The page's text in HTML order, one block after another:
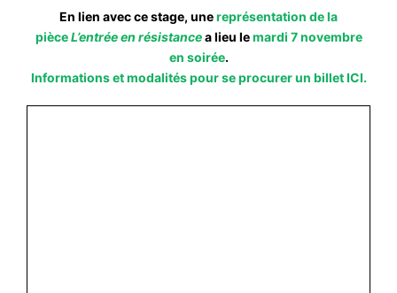
#DÉBATS
#ARCHIVES
En lien avec ce stage, unereprésentation de la
pièceL’entrée en résistancea lieu lemardi 7 novembre
en soirée.
Informations et modalités pour se procurer un billetICI.